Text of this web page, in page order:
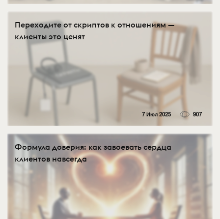
Переходите от скриптов к отношениям —
клиенты это ценят
7 Июл 2025 907
Формула доверия: как завоевать сердца
клиентов навсегда